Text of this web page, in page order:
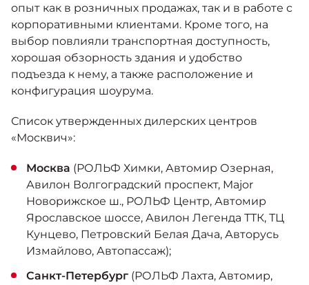
опыт как в розничных продажах, так и в работе с
корпоративными клиентами. Кроме того, на
выбор повлияли транспортная доступность,
хорошая обзорность здания и удобство
подъезда к нему, а также расположение и
конфигурация шоурума.
Список утвержденных дилерских центров
«Москвич»:
Москва (РОЛЬФ Химки, Автомир Озерная,
Авилон Волгоградский проспект, Major
Новорижское ш., РОЛЬФ Центр, Автомир
Ярославское шоссе, Авилон Легенда ТТК, ТЦ
Кунцево, Петровский Белая Дача, Авторусь
Измайлово, Автопассаж);
Санкт-Петербург (РОЛЬФ Лахта, Автомир,